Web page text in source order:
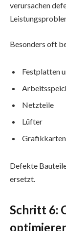
verursachen
Besonders oft
Festplatten
Netzteile
Lüfter
Grafikkarten
Defekte
ersetzt.
Schritt 6: